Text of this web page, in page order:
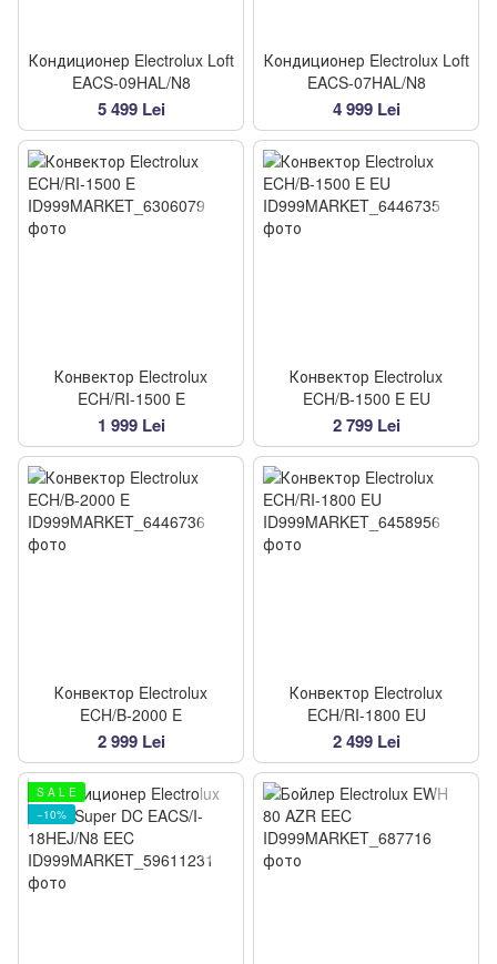
Кондиционер Electrolux Loft
EACS-09HAL/N8
5 499 Lei
Кондиционер Electrolux Loft
EACS-07HAL/N8
4 999 Lei
Конвектор Electrolux
ECH/RI-1500 E
1 999 Lei
Конвектор Electrolux
ECH/B-1500 E EU
2 799 Lei
Конвектор Electrolux
ECH/B-2000 E
2 999 Lei
Конвектор Electrolux
ECH/RI-1800 EU
2 499 Lei
S A L E
−10%